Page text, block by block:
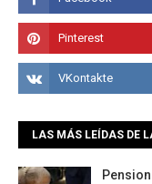
LAS MÁS LEÍDAS DE